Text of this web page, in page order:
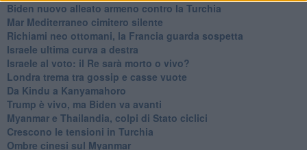
Biden nuovo alleato armeno contro la Turchia
Mar Mediterraneo cimitero silente
Richiami neo ottomani, la Francia guarda sospetta
Israele ultima curva a destra
Israele al voto: il Re sarà morto o vivo?
Londra trema tra gossip e casse vuote
Da Kindu a Kanyamahoro
Trump è vivo, ma Biden va avanti
Myanmar e Thailandia, colpi di Stato ciclici
Crescono le tensioni in Turchia
Ombre cinesi sul Myanmar